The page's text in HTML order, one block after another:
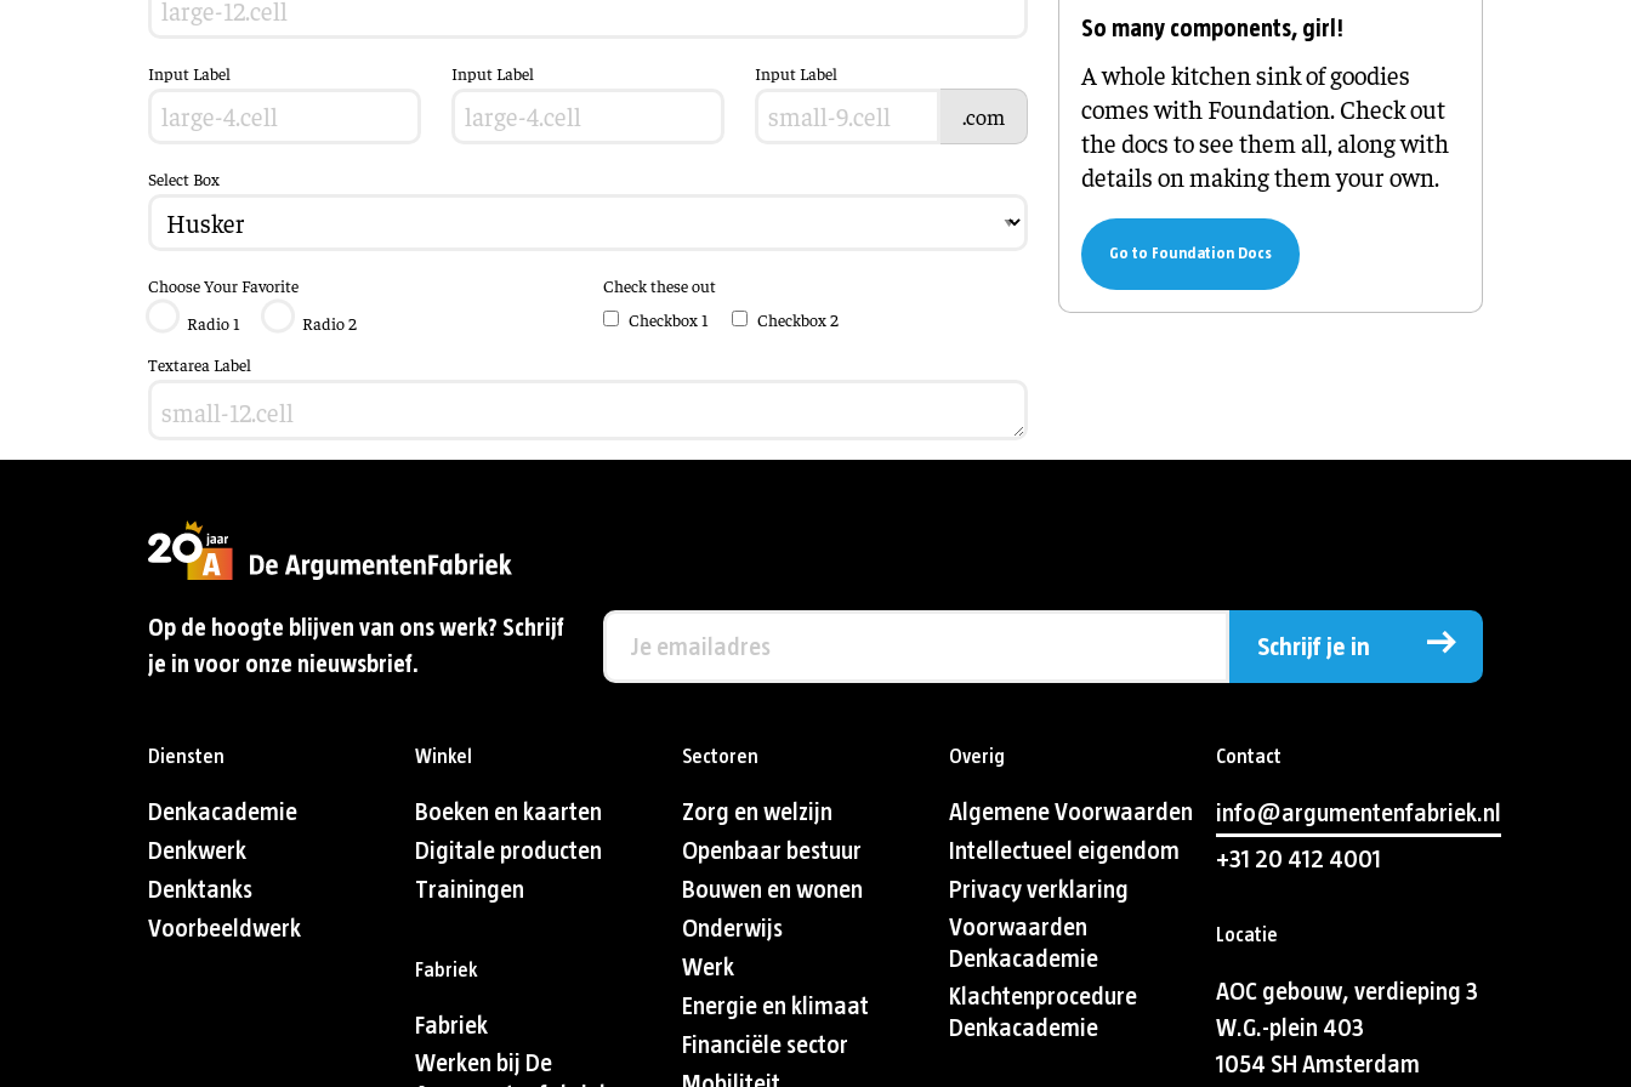
Input Label Input Label Input Label
.com
Select Box
Choose Your Favorite
Radio 1
Radio 2
Check these out
Checkbox 1
Checkbox 2
Textarea Label
So many components, girl!
A whole kitchen sink of goodies
comes with Foundation. Check out
the docs to see them all, along with
details on making them your own.
Go to Foundation Docs
Op de hoogte blijven van ons werk? Schrijf
je in voor onze nieuwsbrief.
Schrijf je in
Diensten
Denkacademie
Denkwerk
Denktanks
Voorbeeldwerk
Winkel
Boeken en kaarten
Digitale producten
Trainingen
Fabriek
Fabriek
Werken bij De
Sectoren
Zorg en welzijn
Openbaar bestuur
Bouwen en wonen
Onderwijs
Werk
Energie en klimaat
Financiële sector
Overig
Algemene Voorwaarden
Intellectueel eigendom
Privacy verklaring
Voorwaarden
Denkacademie
Klachtenprocedure
Denkacademie
Contact
info@argumentenfabriek.nl
+31 20 412 4001
Locatie
AOC gebouw, verdieping 3
W.G.-plein 403
1054 SH Amsterdam